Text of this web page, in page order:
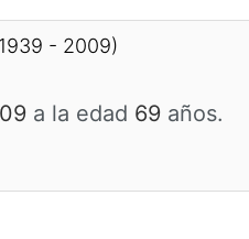
- 2009)
a la edad 69 años.